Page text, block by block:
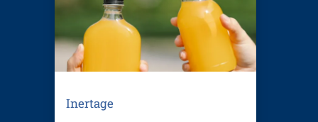
Inertage